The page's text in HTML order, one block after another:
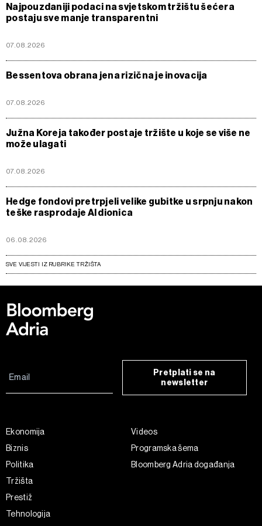
Najpouzdaniji podaci na svjetskom tržištu šećera
postaju sve manje transparentni
07.08.2026
Bessentova obrana jena rizična je inovacija
07.08.2026
Južna Koreja također postaje tržište u koje se više ne
može ulagati
07.08.2026
Hedge fondovi pretrpjeli velike gubitke u srpnju nakon
teške rasprodaje AI dionica
06.08.2026
SVE VIJESTI IZ RUBRIKE TRŽIŠTA
Pretplati se na
newsletter
Ekonomija
Biznis
Politika
Tržišta
Prestiž
Tehnologija
Videos
Programska šema
Bloomberg Adria događanja